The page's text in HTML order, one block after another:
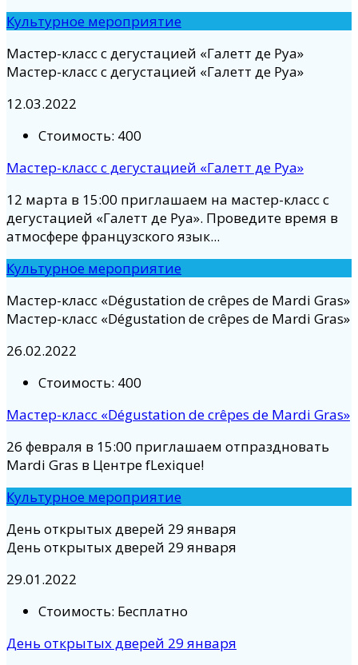
Культурное мероприятие
Мастер-класс с дегустацией «Галетт де Руа»
Мастер-класс с дегустацией «Галетт де Руа»
12.03.2022
Стоимость: 400
Мастер-класс с дегустацией «Галетт де Руа»
12 марта в 15:00 приглашаем на мастер-класс с
дегустацией «Галетт де Руа». Проведите время в
атмосфере французского язык...
Культурное мероприятие
Мастер-класс «Dégustation de crêpes de Mardi Gras»
Мастер-класс «Dégustation de crêpes de Mardi Gras»
26.02.2022
Стоимость: 400
Мастер-класс «Dégustation de crêpes de Mardi Gras»
26 февраля в 15:00 приглашаем отпраздновать
Mardi Gras в Центре fLexique!
Культурное мероприятие
День открытых дверей 29 января
День открытых дверей 29 января
29.01.2022
Стоимость: Бесплатно
День открытых дверей 29 января